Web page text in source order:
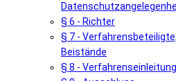
§ 6 - Richter
§ 7 -
Beistände
§ 8 - Verfahrenseinleitung